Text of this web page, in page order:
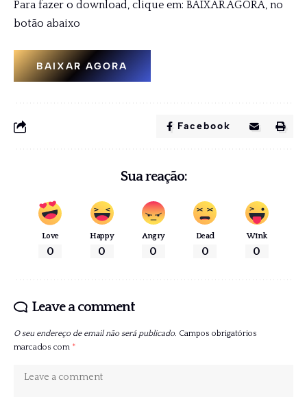
Para fazer o download, clique em: BAIXAR AGORA, no
botão abaixo
BAIXAR AGORA
Facebook
Sua reação:
Love
0
Happy
0
Angry
0
Dead
0
Wink
0
Leave a comment
O seu endereço de email não será publicado. Campos obrigatórios
marcados com *